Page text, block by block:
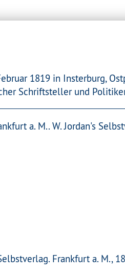
1819 in Insterburg,
Schriftsteller und
a. M.. W. Jordan's
Frankfurt a. M.,